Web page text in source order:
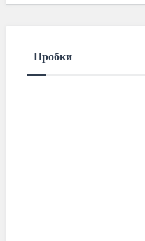
Пробки